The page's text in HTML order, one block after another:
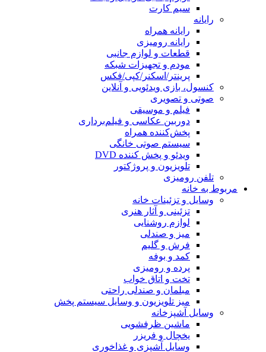
سیم کارت
رایانه
رایانه همراه
رایانه رومیزی
قطعات و لوازم جانبی
مودم و تجهیزات شبکه
پرینتر/اسکنر/کپی/فکس
کنسول، بازی‌ ویدئویی و آنلاین
صوتی و تصویری
فیلم و موسیقی
دوربین عکاسی و فیلم‌برداری
پخش‌کننده همراه
سیستم صوتی خانگی
ویدئو و پخش کننده DVD
تلویزیون و پروژکتور
تلفن رومیزی
مربوط به خانه
وسایل و تزئینات خانه
تزئینی و آثار هنری
لوازم روشنایی
میز و صندلی
فرش و گلیم
کمد و بوفه
پرده و رومیزی
تخت و اتاق خواب
مبلمان و صندلی راحتی
میز تلویزیون و وسایل سیستم پخش
وسایل آشپزخانه
ماشین ظرفشویی
یخچال و فریزر
وسایل آشپزی و غذاخوری